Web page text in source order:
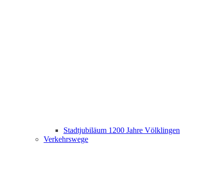
Stadtjubiläum 1200 Jahre Völklingen
Verkehrswege